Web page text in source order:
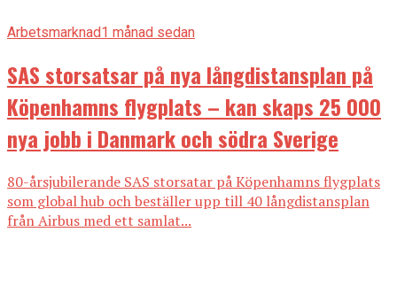
Arbetsmarknad1 månad sedan
SAS storsatsar på nya långdistansplan på
Köpenhamns flygplats – kan skaps 25 000
nya jobb i Danmark och södra Sverige
80-årsjubilerande SAS storsatar på Köpenhamns flygplats
som global hub och beställer upp till 40 långdistansplan
från Airbus med ett samlat...